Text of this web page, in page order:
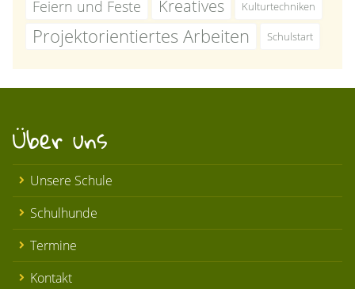
Feiern und Feste Kreatives Kulturtechniken
Projektorientiertes Arbeiten Schulstart
Über uns
Unsere Schule
Schulhunde
Termine
Kontakt